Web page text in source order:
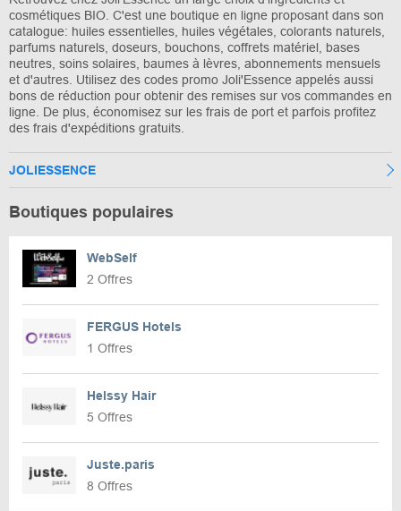
cosmétiques BIO. C'est une boutique en ligne proposant dans son
catalogue: huiles essentielles, huiles végétales, colorants naturels,
parfums naturels, doseurs, bouchons, coffrets matériel, bases
neutres, soins solaires, baumes à lèvres, abonnements mensuels
et d'autres. Utilisez des codes promo Joli'Essence appelés aussi
bons de réduction pour obtenir des remises sur vos commandes en
ligne. De plus, économisez sur les frais de port et parfois profitez
des frais d'expéditions gratuits.
JOLIESSENCE
Boutiques populaires
WebSelf
2 Offres
FERGUS Hotels
1 Offres
Helssy Hair
5 Offres
Juste.paris
8 Offres